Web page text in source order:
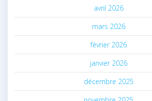
avril 2026
mars 2026
février 2026
janvier 2026
décembre 2025